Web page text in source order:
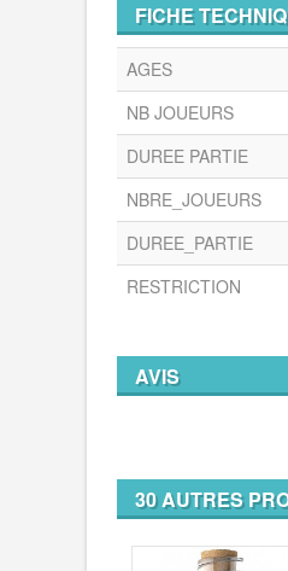
FICHE
AGES
NB JOUEURS
DUREE PARTIE
NBRE_JOUEURS
DUREE_PARTIE
RESTRICTION
AVIS
30 AUTRES